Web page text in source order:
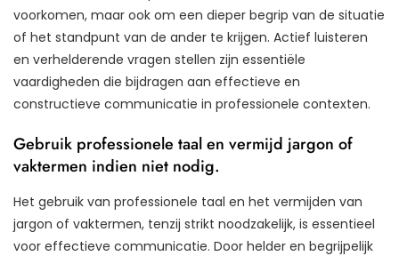
voorkomen, maar ook om een dieper begrip van de situatie
of het standpunt van de ander te krijgen. Actief luisteren
en verhelderende vragen stellen zijn essentiële
vaardigheden die bijdragen aan effectieve en
constructieve communicatie in professionele contexten.
Gebruik professionele taal en vermijd jargon of
vaktermen indien niet nodig.
Het gebruik van professionele taal en het vermijden van
jargon of vaktermen, tenzij strikt noodzakelijk, is essentieel
voor effectieve communicatie. Door helder en begrijpelijk